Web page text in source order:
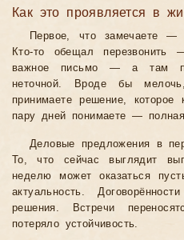
Как это проявляется в
Первое, что замечаете —
Кто-то обещал перезвонить
важное письмо — а там
неточной. Вроде бы
принимаете решение,
пару дней понимаете —
Деловые предложения в
То, что сейчас выглядит
неделю может оказаться
актуальность.
решения. Встречи
потеряло устойчивость.